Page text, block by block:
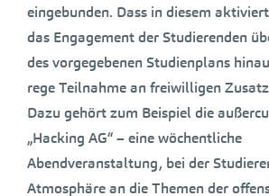
eingebunden. Dass in diesem
das Engagement der Studierenden
des vorgegebenen Studienplans
rege Teilnahme an freiwilligen
Dazu gehört zum Beispiel die
„Hacking AG“ – eine wöchentliche
Abendveranstaltung, bei der
Atmosphäre an die Themen der